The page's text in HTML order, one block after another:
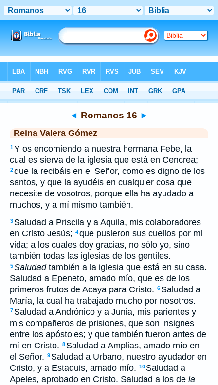
>RVG> Romanos 16
◄ Romanos 16 ►
Reina Valera Gómez
1Y os encomiendo a nuestra hermana Febe, la
cual es sierva de la iglesia que está en Cencrea;
2que la recibáis en el Señor, como es digno de los
santos, y que la ayudéis en cualquier cosa que
necesite de vosotros, porque ella ha ayudado a
muchos, y a mí mismo también.
3 Saludad a Priscila y a Aquila, mis colaboradores
en Cristo Jesús; 4que pusieron sus cuellos por mi
vida; a los cuales doy gracias, no sólo yo, sino
también todas las iglesias de los gentiles.
5Saludadtambién a la iglesia que está en su casa.
Saludad a Epeneto, amado mío, que es de los
primeros frutos de Acaya para Cristo. 6 Saludad a
María, la cual ha trabajado mucho por nosotros.
7 Saludad a Andrónico y a Junia, mis parientes y
mis compañeros de prisiones, que son insignes
entre los apóstoles; y que también fueron antes de
mí en Cristo. 8 Saludad a Amplias, amado mío en
el Señor. 9 Saludad a Urbano, nuestro ayudador en
Cristo, y a Estaquis, amado mío. 10 Saludad a
Apeles, aprobado en Cristo. Saludad a los de la